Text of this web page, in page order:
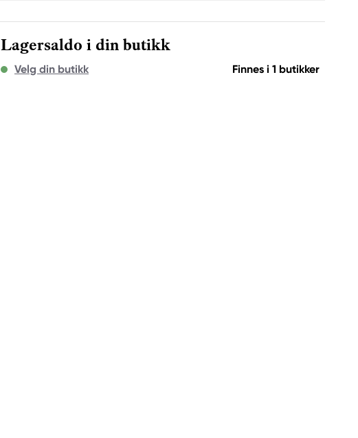
Lagersaldo i din butikk
Velg din butikk Finnes i 1 butikker